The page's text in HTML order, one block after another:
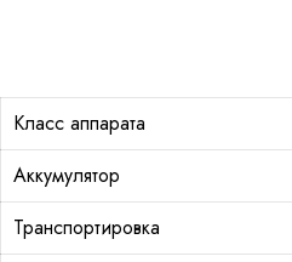
Класс аппарата
Аккумулятор
Транспортировка